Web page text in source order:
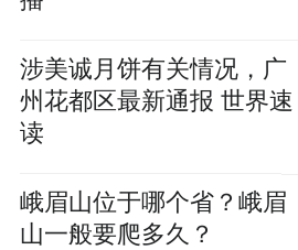
涉美诚月饼有关情况，广
州花都区最新通报 世界速
读
峨眉山位于哪个省？峨眉
山一般要爬多久？